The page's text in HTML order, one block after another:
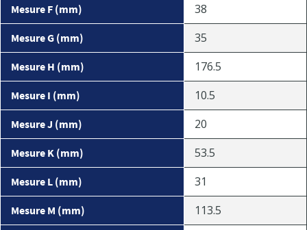
Mesure F (mm) 38
Mesure G (mm) 35
Mesure H (mm) 176.5
Mesure I (mm) 10.5
Mesure J (mm) 20
Mesure K (mm) 53.5
Mesure L (mm) 31
Mesure M (mm) 113.5